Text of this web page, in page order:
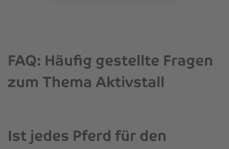
FAQ: Häufig gestellte Fragen
zum Thema Aktivstall
Ist jedes Pferd für den